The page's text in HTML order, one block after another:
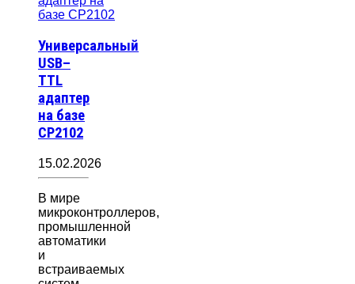
Универсальный
USB–
TTL
адаптер
на базе
CP2102
15.02.2026
В мире
микроконтроллеров,
промышленной
автоматики
и
встраиваемых